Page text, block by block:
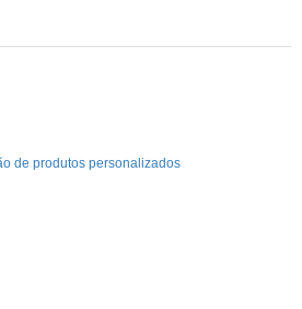
de produtos personalizados